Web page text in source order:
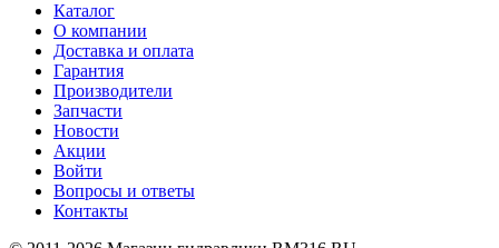
Каталог
О компании
Доставка и оплата
Гарантия
Производители
Запчасти
Новости
Акции
Войти
Вопросы и ответы
Контакты